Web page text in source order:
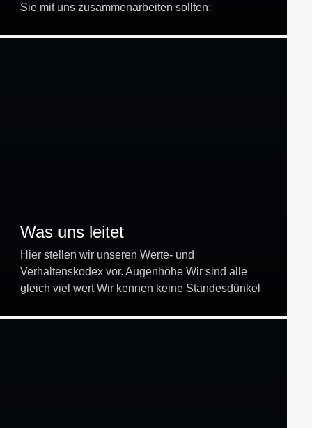
Sie mit uns zusammenarbeiten sollten:
Konzentrieren Sie sich auf…
Was uns leitet
Hier stellen wir unseren Werte- und
Verhaltenskodex vor. Augenhöhe Wir sind alle
gleich viel wert Wir kennen keine Standesdünkel
dem gleichen Respekt und…